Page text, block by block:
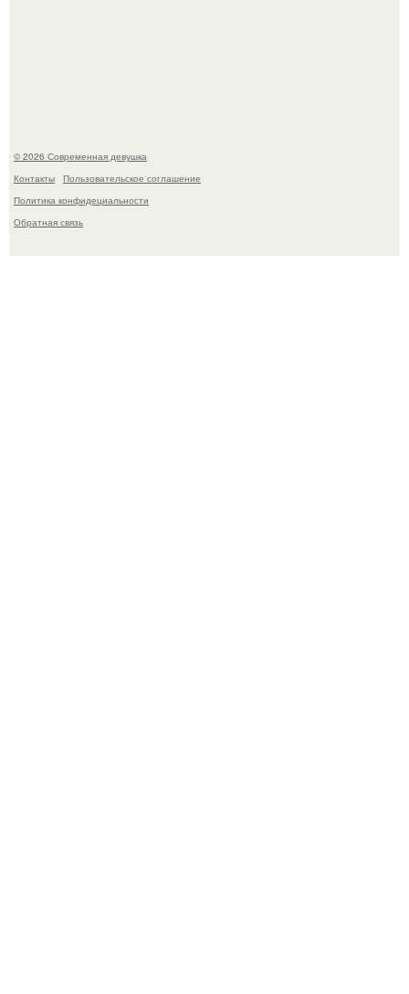
© 2026 Современная девушка
Контакты
Пользовательское соглашение
Политика конфидециальности
Обратная связь